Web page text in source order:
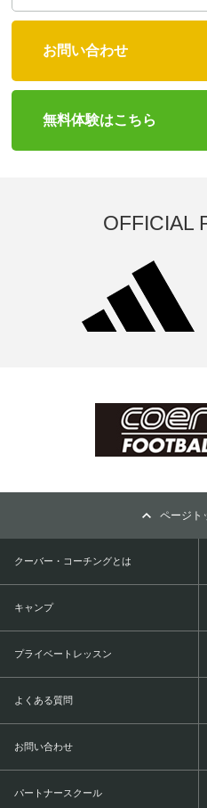
お問い合わせ
無料体験はこちら
OFFICIAL
ページト
クーバー・コーチングとは
キャンプ
プライベートレッスン
よくある質問
お問い合わせ
パートナースクール